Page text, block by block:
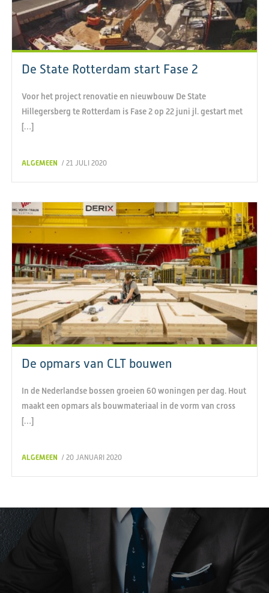
De State Rotterdam start Fase 2
Voor het project renovatie en nieuwbouw De State
Hillegersberg te Rotterdam is Fase 2 op 22 juni jl. gestart met
[…]
ALGEMEEN / 21 JULI 2020
De opmars van CLT bouwen
In de Nederlandse bossen groeien 60 woningen per dag. Hout
maakt een opmars als bouwmateriaal in de vorm van cross
[…]
ALGEMEEN / 20 JANUARI 2020